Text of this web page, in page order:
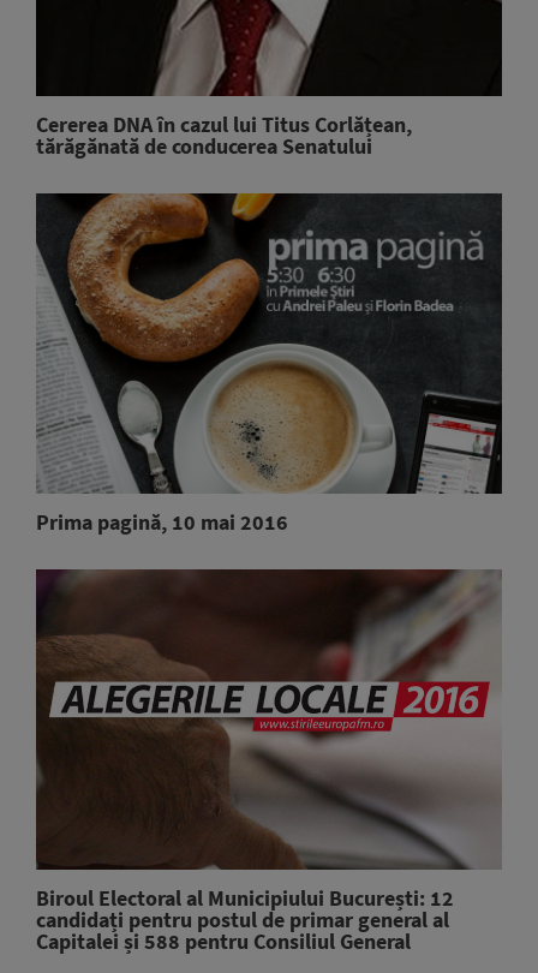
Cererea DNA în cazul lui Titus Corlățean,
tărăgănată de conducerea Senatului
Prima pagină, 10 mai 2016
Biroul Electoral al Municipiului București: 12
candidați pentru postul de primar general al
Capitalei și 588 pentru Consiliul General